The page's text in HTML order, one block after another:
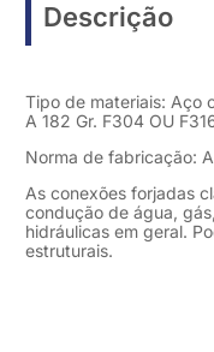
Descrição
Tipo de materiais: Aço
A 182 Gr. F304 OU
Norma de fabricação:
As conexões forjadas
condução de água,
hidráulicas em geral.
estruturais.